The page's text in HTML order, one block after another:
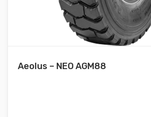
Aeolus – NEO AGM88